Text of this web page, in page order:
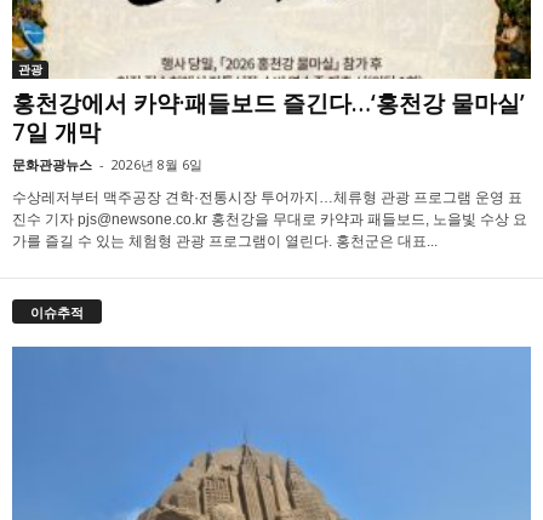
관광
홍천강에서 카약·패들보드 즐긴다…‘홍천강 물마실’
7일 개막
문화관광뉴스 - 2026년 8월 6일
수상레저부터 맥주공장 견학·전통시장 투어까지…체류형 관광 프로그램 운영 표
진수 기자 pjs@newsone.co.kr 홍천강을 무대로 카약과 패들보드, 노을빛 수상 요
가를 즐길 수 있는 체험형 관광 프로그램이 열린다. 홍천군은 대표...
이슈추적